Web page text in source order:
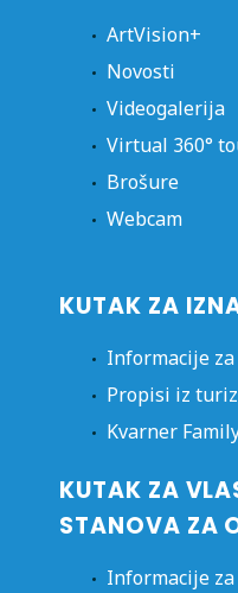
ArtVision+
Novosti
Videogalerija
Virtual 360°
Brošure
Webcam
KUTAK ZA
Informacije
Propisi iz
Kvarner
KUTAK ZA
STANOVA ZA
Informacije